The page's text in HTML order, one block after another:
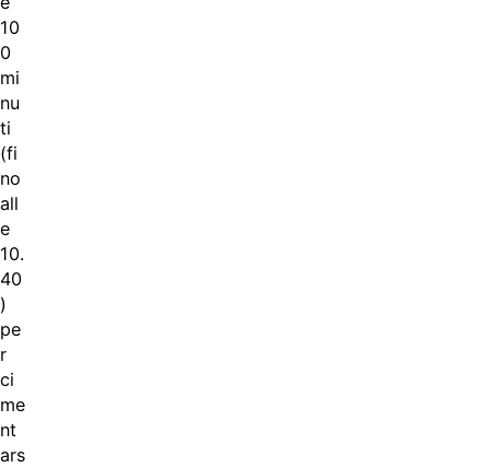
10
0
mi
nu
ti
(fi
no
all
e
10.
40
)
pe
r
ci
me
nt
ars